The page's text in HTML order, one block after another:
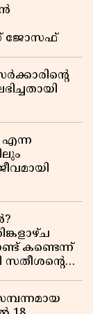
ജോസഫ്
എന്ന
കണ്ടെന്ന്
സതീശന്റെ